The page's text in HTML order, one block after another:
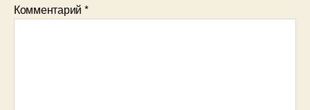
Комментарий *